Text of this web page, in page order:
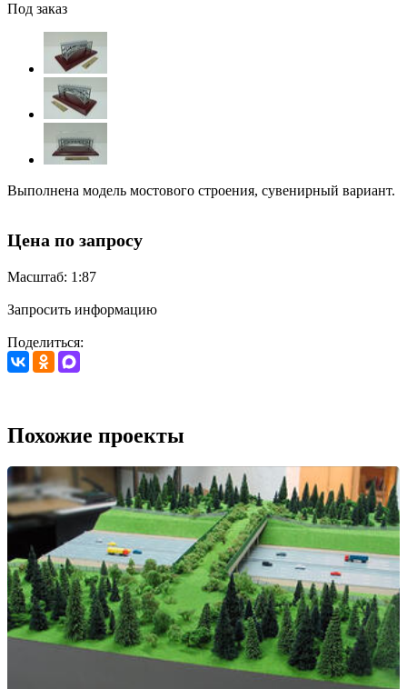
Под заказ
Выполнена модель мостового строения, сувенирный вариант.
Цена по запросу
Масштаб: 1:87
Запросить информацию
Поделиться:
Похожие проекты